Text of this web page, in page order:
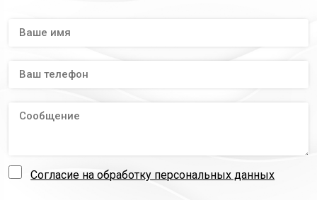
Согласие на обработку персональных данных